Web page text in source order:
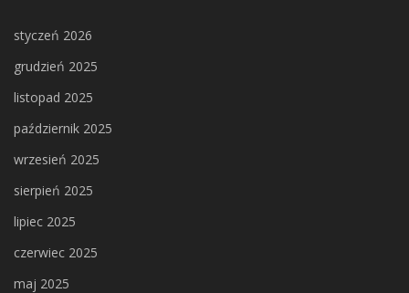
styczeń 2026
grudzień 2025
listopad 2025
październik 2025
wrzesień 2025
sierpień 2025
lipiec 2025
czerwiec 2025
maj 2025